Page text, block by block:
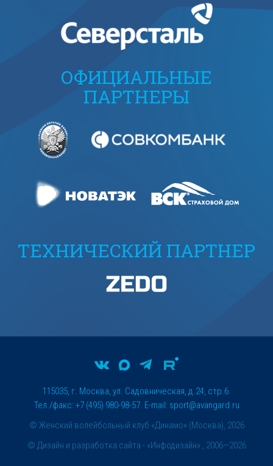
ОФИЦИАЛЬНЫЕ
ПАРТНЕРЫ
ТЕХНИЧЕСКИЙ ПАРТНЕР
© Женский волейбольный клуб «Динамо» (Москва), 2026
115035, г. Москва, ул. Садовническая, д.24, стр.6.
Тел./факс: +7 (495) 980-98-57. E-mail: sport@avangard.ru
© Дизайн и разработка сайта - «Инфодизайн» , 2006—2026